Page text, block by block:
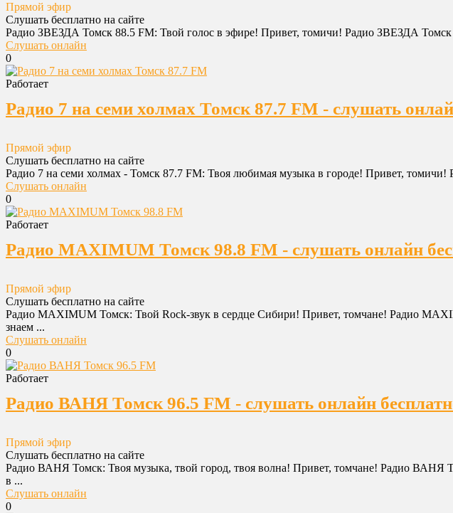
Прямой эфир
Слушать бесплатно на сайте
Радио ЗВЕЗДА Томск 88.5 FM: Твой голос в эфире! Привет, томичи! Радио ЗВЕЗДА
Слушать онлайн
0
Работает
Радио 7 на семи холмах Томск 87.7 FM - слушать
Прямой эфир
Слушать бесплатно на сайте
Радио 7 на семи холмах - Томск 87.7 FM: Твоя любимая музыка в городе! Привет, томичи!
Слушать онлайн
0
Работает
Радио MAXIMUM Томск 98.8 FM - слушать онлайн
Прямой эфир
Слушать бесплатно на сайте
Радио MAXIMUM Томск: Твой Rock-звук в сердце Сибири! Привет, томчане! Радио
знаем ...
Слушать онлайн
0
Работает
Радио ВАНЯ Томск 96.5 FM - слушать онлайн
Прямой эфир
Слушать бесплатно на сайте
Радио ВАНЯ Томск: Твоя музыка, твой город, твоя волна! Привет, томчане! Радио ВАНЯ
в ...
Слушать онлайн
0